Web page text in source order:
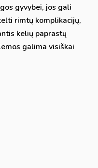
gyvybei, jos gali
rimtų komplikacijų,
kelių paprastų
galima visiškai